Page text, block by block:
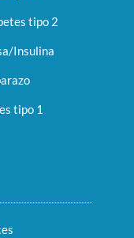
tipo 2
Insulina
tipo 1